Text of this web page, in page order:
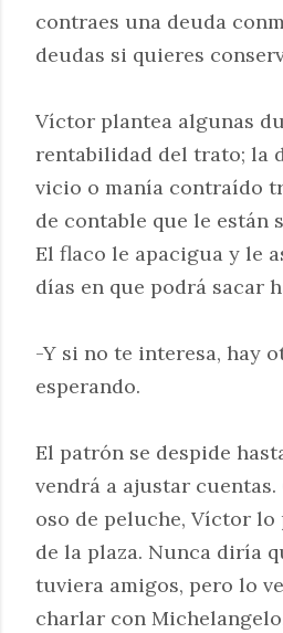
contraes una deuda
deudas si quieres
Víctor plantea algunas
rentabilidad del trato; la
vicio o manía contraído
de contable que le están
El flaco le apacigua y le
días en que podrá sacar
-Y si no te interesa, hay
esperando.
El patrón se despide
vendrá a ajustar
oso de peluche, Víctor lo
de la plaza. Nunca diría
tuviera amigos, pero lo
charlar con